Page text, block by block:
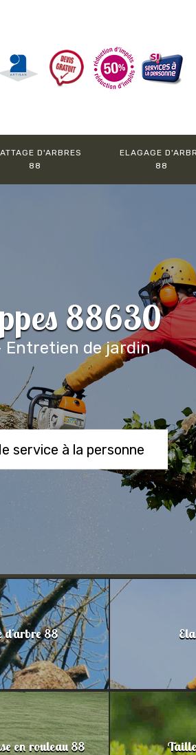
D'ARBRES
88
ELAGAGE
88
88630
Entretien de jardin
service à la personne
d'arbre 88
en rouleau 88